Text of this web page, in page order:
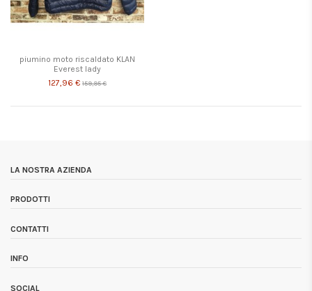
piumino moto riscaldato KLAN
Everest lady
127,96 € 159,95 €
LA NOSTRA AZIENDA
PRODOTTI
CONTATTI
INFO
SOCIAL